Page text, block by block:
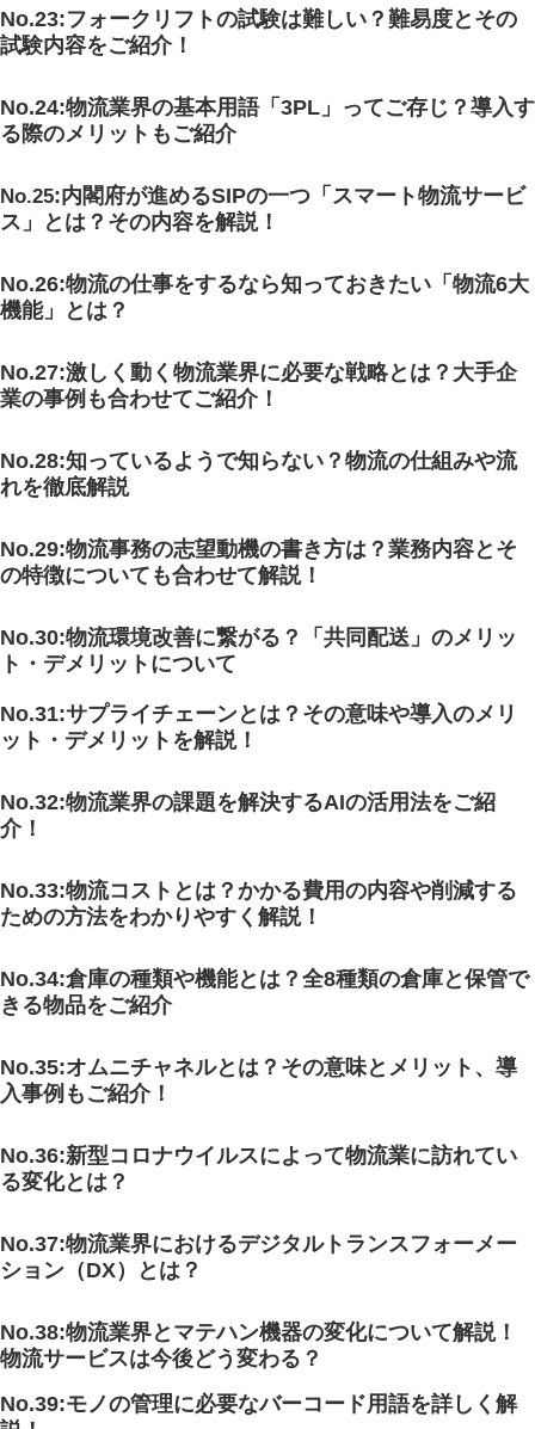
No.23:フォークリフトの試験は難しい？難易度とその
試験内容をご紹介！
No.24:物流業界の基本用語「3PL」ってご存じ？導入す
る際のメリットもご紹介
No.25:内閣府が進めるSIPの一つ「スマート物流サービ
ス」とは？その内容を解説！
No.26:物流の仕事をするなら知っておきたい「物流6大
機能」とは？
No.27:激しく動く物流業界に必要な戦略とは？大手企
業の事例も合わせてご紹介！
No.28:知っているようで知らない？物流の仕組みや流
れを徹底解説
No.29:物流事務の志望動機の書き方は？業務内容とそ
の特徴についても合わせて解説！
No.30:物流環境改善に繋がる？「共同配送」のメリッ
ト・デメリットについて
No.31:サプライチェーンとは？その意味や導入のメリ
ット・デメリットを解説！
No.32:物流業界の課題を解決するAIの活用法をご紹
介！
No.33:物流コストとは？かかる費用の内容や削減する
ための方法をわかりやすく解説！
No.34:倉庫の種類や機能とは？全8種類の倉庫と保管で
きる物品をご紹介
No.35:オムニチャネルとは？その意味とメリット、導
入事例もご紹介！
No.36:新型コロナウイルスによって物流業に訪れてい
る変化とは？
No.37:物流業界におけるデジタルトランスフォーメー
ション（DX）とは？
No.38:物流業界とマテハン機器の変化について解説！
物流サービスは今後どう変わる？
No.39:モノの管理に必要なバーコード用語を詳しく解